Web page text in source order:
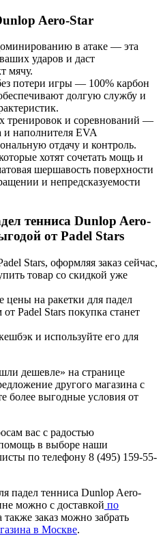
Aero-Star
в атаке — эта
ударов и даст
мячу.
потери игры — 100% карбон
долгую службу и
тренировок и соревнований —
и наполнителя EVA
отдачу и контроль.
хотят сочетать мощь и
шершавость поверхности
и непредсказуемости
тенниса Dunlop Aero-
от Padel Stars
Stars, оформляя заказ сейчас,
товар со скидкой уже
на ракетки для падел
Padel Stars покупка станет
и используйте его для
дешевле» на странице
другого магазина с
более выгодные условия от
вас с радостью
в выборе наши
по телефону 8 (495) 159-55-
падел тенниса Dunlop Aero-
можно с доставкой по
заказ можно забрать
в Москве.